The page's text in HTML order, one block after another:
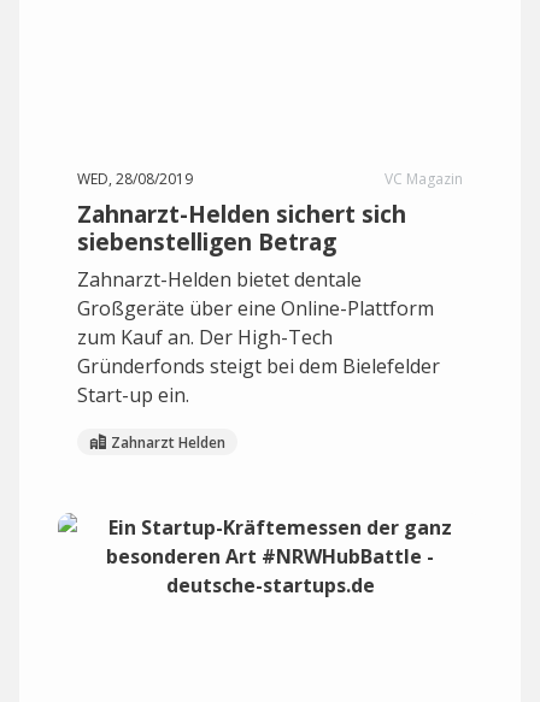
WED, 28/08/2019 VC Magazin
Zahnarzt-Helden sichert sich
siebenstelligen Betrag
Zahnarzt-Helden bietet dentale
Großgeräte über eine Online-Plattform
zum Kauf an. Der High-Tech
Gründerfonds steigt bei dem Bielefelder
Start-up ein.
Zahnarzt Helden